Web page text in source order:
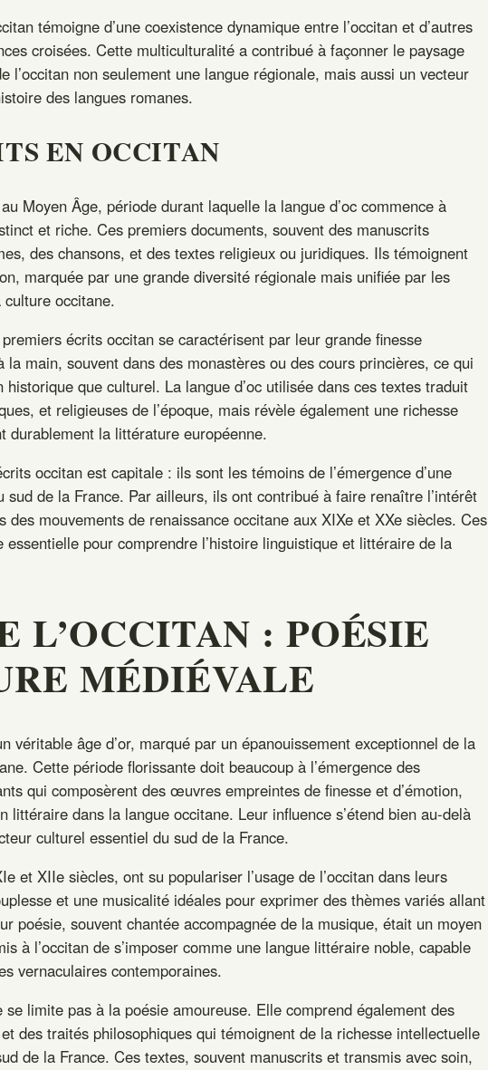
témoigne d’une coexistence dynamique entre l’occitan et d’autres
croisées. Cette multiculturalité a contribué à façonner le paysage
l’occitan non seulement une langue régionale, mais aussi un vecteur
des langues romanes.
EN OCCITAN
Moyen Âge, période durant laquelle la langue d’oc commence à
et riche. Ces premiers documents, souvent des manuscrits
des chansons, et des textes religieux ou juridiques. Ils témoignent
marquée par une grande diversité régionale mais unifiée par les
occitane.
écrits occitan se caractérisent par leur grande finesse
main, souvent dans des monastères ou des cours princières, ce qui
que culturel. La langue d’oc utilisée dans ces textes traduit
et religieuses de l’époque, mais révèle également une richesse
durablement la littérature européenne.
occitan est capitale : ils sont les témoins de l’émergence d’une
de la France. Par ailleurs, ils ont contribué à faire renaître l’intérêt
mouvements de renaissance occitane aux XIXe et XXe siècles. Ces
essentielle pour comprendre l’histoire linguistique et littéraire de la
L’OCCITAN : POÉSIE
MÉDIÉVALE
véritable âge d’or, marqué par un épanouissement exceptionnel de la
Cette période florissante doit beaucoup à l’émergence des
qui composèrent des œuvres empreintes de finesse et d’émotion,
littéraire dans la langue occitane. Leur influence s’étend bien au-delà
culturel essentiel du sud de la France.
et XIIe siècles, ont su populariser l’usage de l’occitan dans leurs
et une musicalité idéales pour exprimer des thèmes variés allant
poésie, souvent chantée accompagnée de la musique, était un moyen
à l’occitan de s’imposer comme une langue littéraire noble, capable
vernaculaires contemporaines.
limite pas à la poésie amoureuse. Elle comprend également des
des traités philosophiques qui témoignent de la richesse intellectuelle
de la France. Ces textes, souvent manuscrits et transmis avec soin,